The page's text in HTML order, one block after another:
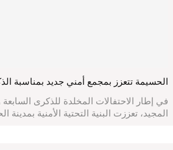
الحسيمة تتعزز بمجمع أمني جديد بمناسبة الذكرى الـ27
في إطار الاحتفالات المخلدة للذكرى
المجيد، تعززت البنية التحتية الأمنية بمدينة